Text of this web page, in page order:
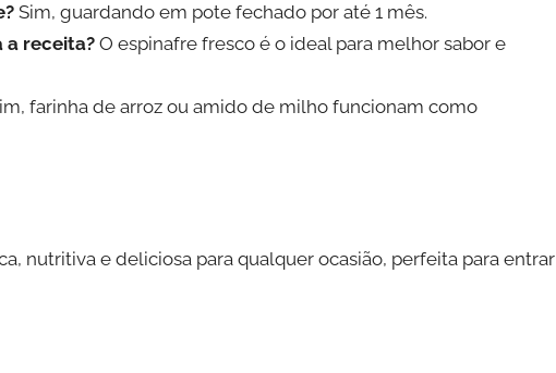
Sim, guardando em pote fechado por até 1 mês.
a receita?O espinafre fresco é o ideal para melhor sabor e
farinha de arroz ou amido de milho funcionam como
nutritiva e deliciosa para qualquer ocasião, perfeita para entrar